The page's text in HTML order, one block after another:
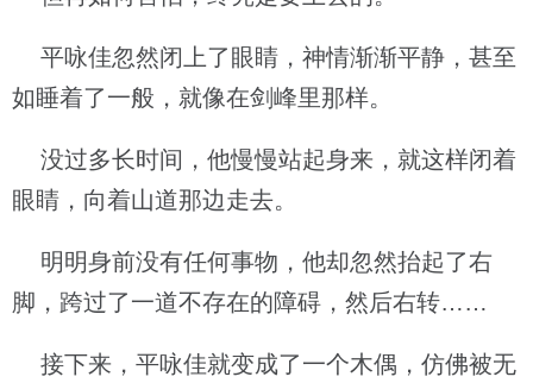
平咏佳忽然闭上了眼睛，神情渐渐平静，甚至
如睡着了一般，就像在剑峰里那样。
没过多长时间，他慢慢站起身来，就这样闭着
眼睛，向着山道那边走去。
明明身前没有任何事物，他却忽然抬起了右
脚，跨过了一道不存在的障碍，然后右转……
接下来，平咏佳就变成了一个木偶，仿佛被无